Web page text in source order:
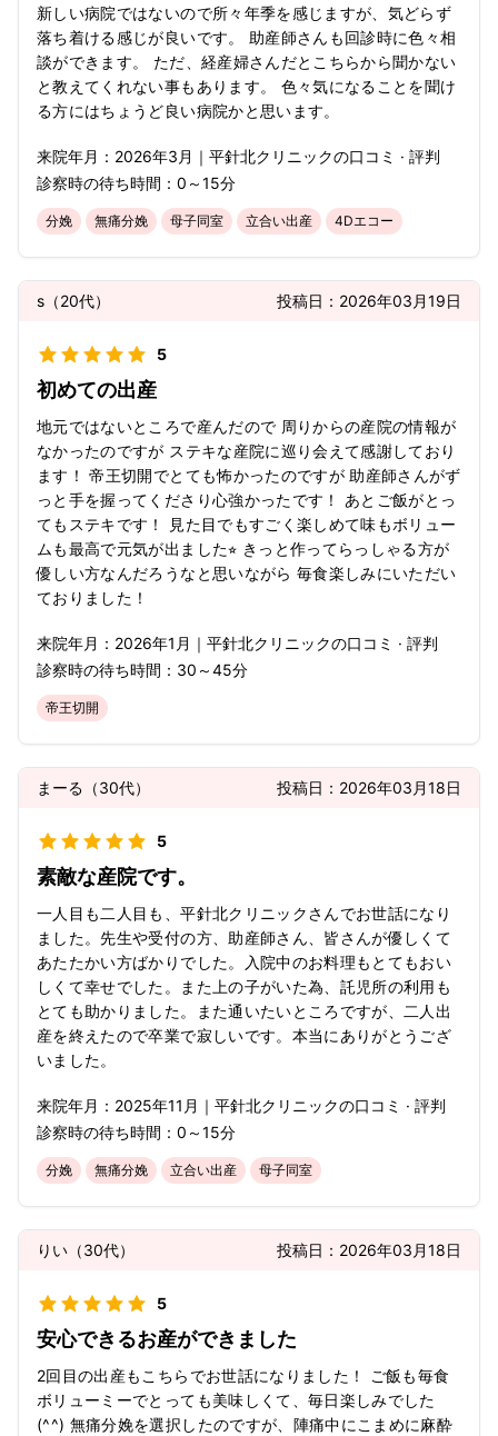
新しい病院ではないので所々年季を感じますが、気どらず
落ち着ける感じが良いです。 助産師さんも回診時に色々相
談ができます。 ただ、経産婦さんだとこちらから聞かない
と教えてくれない事もあります。 色々気になることを聞け
る方にはちょうど良い病院かと思います。
来院年月： 2026年3月 ｜ 平針北クリニックの口コミ · 評判
診察時の待ち時間： 0～15分
分娩 無痛分娩 母子同室 立合い出産 4Dエコー
s （20代） 投稿日： 2026年03月19日
5
初めての出産
地元ではないところで産んだので 周りからの産院の情報が
なかったのですが ステキな産院に巡り会えて感謝しており
ます！ 帝王切開でとても怖かったのですが 助産師さんがず
っと手を握ってくださり心強かったです！ あとご飯がとっ
てもステキです！ 見た目でもすごく楽しめて味もボリュー
ムも最高で元気が出ました⭐︎ きっと作ってらっしゃる方が
優しい方なんだろうなと思いながら 毎食楽しみにいただい
ておりました！
来院年月： 2026年1月 ｜ 平針北クリニックの口コミ · 評判
診察時の待ち時間： 30～45分
帝王切開
まーる （30代） 投稿日： 2026年03月18日
5
素敵な産院です。
一人目も二人目も、平針北クリニックさんでお世話になり
ました。先生や受付の方、助産師さん、皆さんが優しくて
あたたかい方ばかりでした。入院中のお料理もとてもおい
しくて幸せでした。また上の子がいた為、託児所の利用も
とても助かりました。また通いたいところですが、二人出
産を終えたので卒業で寂しいです。本当にありがとうござ
いました。
来院年月： 2025年11月 ｜ 平針北クリニックの口コミ · 評判
診察時の待ち時間： 0～15分
分娩 無痛分娩 立合い出産 母子同室
りい （30代） 投稿日： 2026年03月18日
5
安心できるお産ができました
2回目の出産もこちらでお世話になりました！ ご飯も毎食
ボリューミーでとっても美味しくて、毎日楽しみでした
(^^) 無痛分娩を選択したのですが、陣痛中にこまめに麻酔